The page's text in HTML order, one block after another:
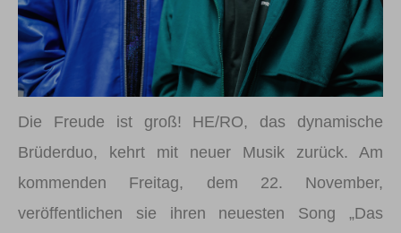
Die Freude ist groß! HE/RO, das dynamische
Brüderduo, kehrt mit neuer Musik zurück. Am
kommenden Freitag, dem 22. November,
veröffentlichen sie ihren neuesten Song „Das